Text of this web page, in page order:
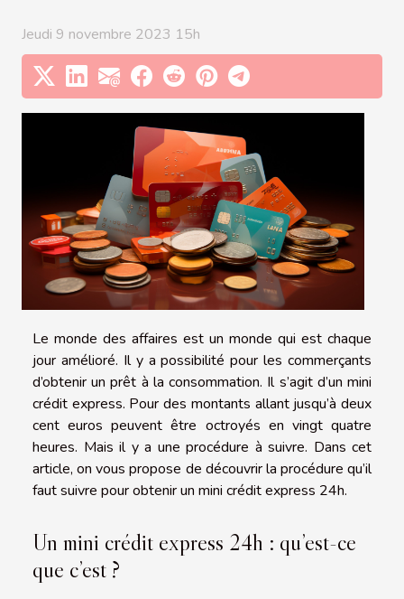
Jeudi 9 novembre 2023 15h
Le monde des affaires est un monde qui est chaque
jour amélioré. Il y a possibilité pour les commerçants
d’obtenir un prêt à la consommation. Il s’agit d’un mini
crédit express. Pour des montants allant jusqu’à deux
cent euros peuvent être octroyés en vingt quatre
heures. Mais il y a une procédure à suivre. Dans cet
article, on vous propose de découvrir la procédure qu’il
faut suivre pour obtenir un mini crédit express 24h.
Un mini crédit express 24h : qu’est-ce
que c’est ?